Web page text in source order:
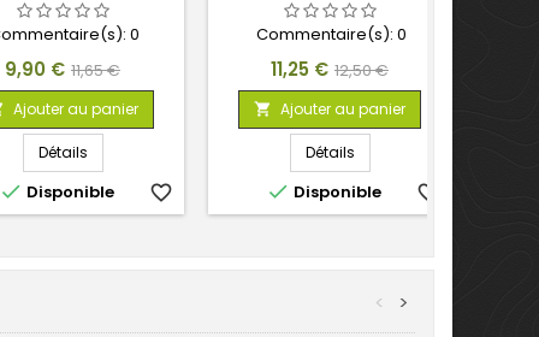
0
Prix
9,90 € Prix
de
base
11,65 €
Ajouter au panier
Détails
 Disponible favorite_border
Commentaire(s): 0
Prix
11,25 € Prix
de
base
12,50 €
 Ajouter au panier
Détails
 Disponible favorite_border
>
<